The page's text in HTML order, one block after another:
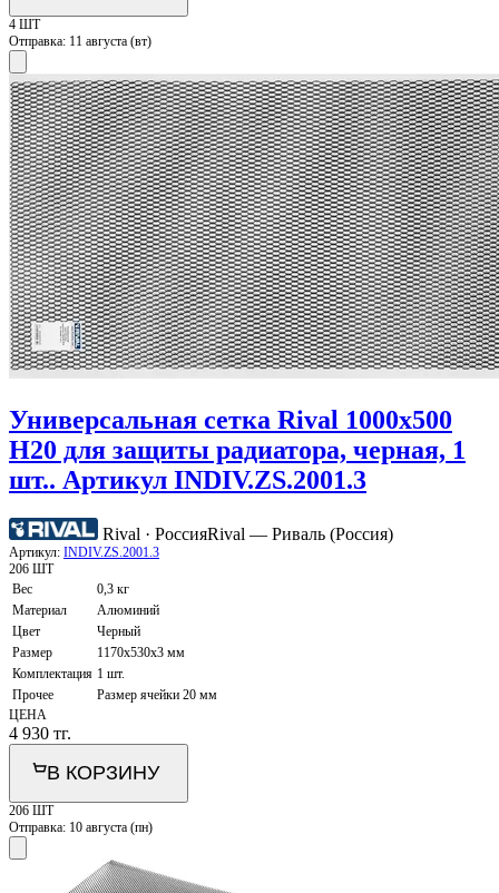
4 ШТ
Отправка: 11 августа (вт)
Универсальная сетка Rival 1000х500
H20 для защиты радиатора, черная, 1
шт.. Артикул INDIV.ZS.2001.3
Rival · РоссияRival — Риваль (Россия)
Артикул: INDIV.ZS.2001.3
206 ШТ
Вес
0,3 кг
Материал
Алюминий
Цвет
Черный
Размер
1170х530х3 мм
Комплектация 1 шт.
Прочее
Размер ячейки 20 мм
ЦЕНА
4 930 тг.
В КОРЗИНУ
206 ШТ
Отправка: 10 августа (пн)